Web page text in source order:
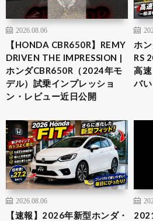
2026.08.06
【HONDA CBR650R】REMY
DRIVEN THE IMPRESSION |
ホンダCBR650R（2024年モ
デル）試乗インプレッショ
ン・レビュー近日公開
ホ
RS
高
バい
2026.08.06
【速報】2026年新型ホンダ・